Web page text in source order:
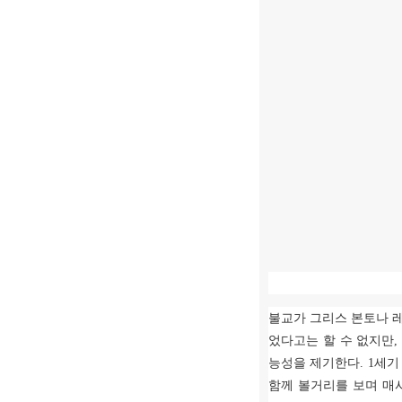
불교가 그리스 본토나
었다고는 할 수 없지만,
능성을 제기한다. 1세기
함께 볼거리를 보며 매